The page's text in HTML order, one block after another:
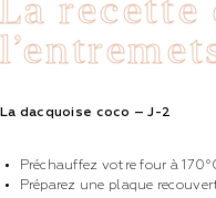
La recette
La dacquoise coco – J-2
Préchauffez votre four à
Préparez une plaque